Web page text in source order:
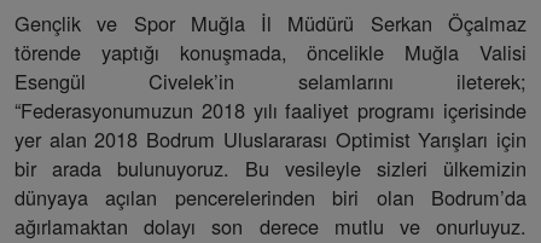
Gençlik ve Spor Muğla İl Müdürü Serkan Öçalmaz
törende yaptığı konuşmada, öncelikle Muğla Valisi
Esengül Civelek’in selamlarını ileterek;
“Federasyonumuzun 2018 yılı faaliyet programı içerisinde
yer alan 2018 Bodrum Uluslararası Optimist Yarışları için
bir arada bulunuyoruz. Bu vesileyle sizleri ülkemizin
dünyaya açılan pencerelerinden biri olan Bodrum’da
ağırlamaktan dolayı son derece mutlu ve onurluyuz.